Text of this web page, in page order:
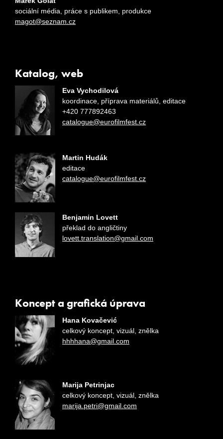
sociální média, práce s publikem, produkce
magot@seznam.cz
Katalog, web
Eva Vychodilová
koordinace, příprava materiálů, editace
+420 777892463
catalogue@eurofilmfest.cz
Martin Hudák
editace
catalogue@eurofilmfest.cz
Benjamin Lovett
překlad do angličtiny
lovett.translation@gmail.com
Koncept a grafická úprava
Hana Kovačević
celkový koncept, vizuál, znělka
hhhhana@gmail.com
Marija Petrinjac
celkový koncept, vizuál, znělka
marija.petri@gmail.com